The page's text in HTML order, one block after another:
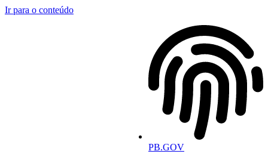
Ir para o conteúdo
PB.GOV